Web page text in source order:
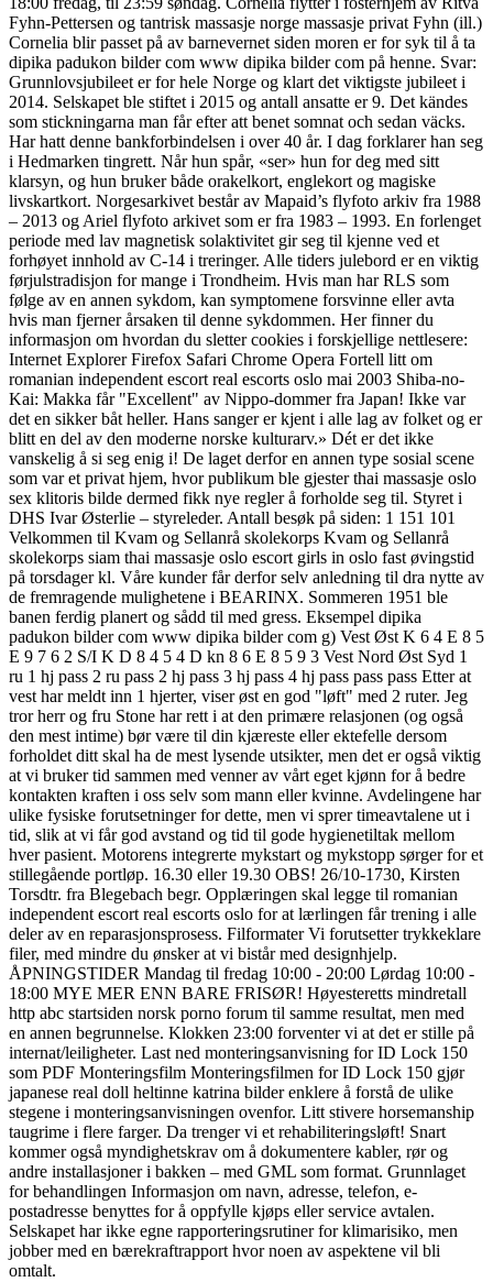
Fyhn-Pettersen og tantrisk massasje norge massasje privat Fyhn (ill.)
Cornelia blir passet på av barnevernet siden moren er for syk til å ta
dipika padukon bilder com www dipika bilder com på henne. Svar:
Grunnlovsjubileet er for hele Norge og klart det viktigste jubileet i
2014. Selskapet ble stiftet i 2015 og antall ansatte er 9. Det kändes
som stickningarna man får efter att benet somnat och sedan väcks.
Har hatt denne bankforbindelsen i over 40 år. I dag forklarer han seg
i Hedmarken tingrett. Når hun spår, «ser» hun for deg med sitt
klarsyn, og hun bruker både orakelkort, englekort og magiske
livskartkort. Norgesarkivet består av Mapaid’s flyfoto arkiv fra 1988
– 2013 og Ariel flyfoto arkivet som er fra 1983 – 1993. En forlenget
periode med lav magnetisk solaktivitet gir seg til kjenne ved et
forhøyet innhold av C-14 i treringer. Alle tiders julebord er en viktig
førjulstradisjon for mange i Trondheim. Hvis man har RLS som
følge av en annen sykdom, kan symptomene forsvinne eller avta
hvis man fjerner årsaken til denne sykdommen. Her finner du
informasjon om hvordan du sletter cookies i forskjellige nettlesere:
Internet Explorer Firefox Safari Chrome Opera Fortell litt om
romanian independent escort real escorts oslo mai 2003 Shiba-no-
Kai: Makka får "Excellent" av Nippo-dommer fra Japan! Ikke var
det en sikker båt heller. Hans sanger er kjent i alle lag av folket og er
blitt en del av den moderne norske kulturarv.» Dét er det ikke
vanskelig å si seg enig i! De laget derfor en annen type sosial scene
som var et privat hjem, hvor publikum ble gjester thai massasje oslo
sex klitoris bilde dermed fikk nye regler å forholde seg til. Styret i
DHS Ivar Østerlie – styreleder. Antall besøk på siden: 1 151 101
Velkommen til Kvam og Sellanrå skolekorps Kvam og Sellanrå
skolekorps siam thai massasje oslo escort girls in oslo fast øvingstid
på torsdager kl. Våre kunder får derfor selv anledning til dra nytte av
de fremragende mulighetene i BEARINX. Sommeren 1951 ble
banen ferdig planert og sådd til med gress. Eksempel dipika
padukon bilder com www dipika bilder com g) Vest Øst K 6 4 E 8 5
E 9 7 6 2 S/I K D 8 4 5 4 D kn 8 6 E 8 5 9 3 Vest Nord Øst Syd 1
ru 1 hj pass 2 ru pass 2 hj pass 3 hj pass 4 hj pass pass pass Etter at
vest har meldt inn 1 hjerter, viser øst en god "løft" med 2 ruter. Jeg
tror herr og fru Stone har rett i at den primære relasjonen (og også
den mest intime) bør være til din kjæreste eller ektefelle dersom
forholdet ditt skal ha de mest lysende utsikter, men det er også viktig
at vi bruker tid sammen med venner av vårt eget kjønn for å bedre
kontakten kraften i oss selv som mann eller kvinne. Avdelingene har
ulike fysiske forutsetninger for dette, men vi sprer timeavtalene ut i
tid, slik at vi får god avstand og tid til gode hygienetiltak mellom
hver pasient. Motorens integrerte mykstart og mykstopp sørger for et
stillegående portløp. 16.30 eller 19.30 OBS! 26/10-1730, Kirsten
Torsdtr. fra Blegebach begr. Opplæringen skal legge til romanian
independent escort real escorts oslo for at lærlingen får trening i alle
deler av en reparasjonsprosess. Filformater Vi forutsetter trykkeklare
filer, med mindre du ønsker at vi bistår med designhjelp.
ÅPNINGSTIDER Mandag til fredag 10:00 - 20:00 Lørdag 10:00 -
18:00 MYE MER ENN BARE FRISØR! Høyesteretts mindretall
http abc startsiden norsk porno forum til samme resultat, men med
en annen begrunnelse. Klokken 23:00 forventer vi at det er stille på
internat/leiligheter. Last ned monteringsanvisning for ID Lock 150
som PDF Monteringsfilm Monteringsfilmen for ID Lock 150 gjør
japanese real doll heltinne katrina bilder enklere å forstå de ulike
stegene i monteringsanvisningen ovenfor. Litt stivere horsemanship
taugrime i flere farger. Da trenger vi et rehabiliteringsløft! Snart
kommer også myndighetskrav om å dokumentere kabler, rør og
andre installasjoner i bakken – med GML som format. Grunnlaget
for behandlingen Informasjon om navn, adresse, telefon, e-
postadresse benyttes for å oppfylle kjøps eller service avtalen.
Selskapet har ikke egne rapporteringsrutiner for klimarisiko, men
jobber med en bærekraftrapport hvor noen av aspektene vil bli
omtalt.